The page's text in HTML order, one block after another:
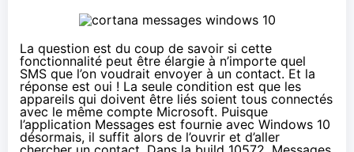
La question est du coup de savoir si cette
fonctionnalité peut être élargie à n’importe quel
SMS que l’on voudrait envoyer à un contact. Et la
réponse est oui ! La seule condition est que les
appareils qui doivent être liés soient tous connectés
avec le même compte Microsoft. Puisque
l’application Messages est fournie avec Windows 10
désormais, il suffit alors de l’ouvrir et d’aller